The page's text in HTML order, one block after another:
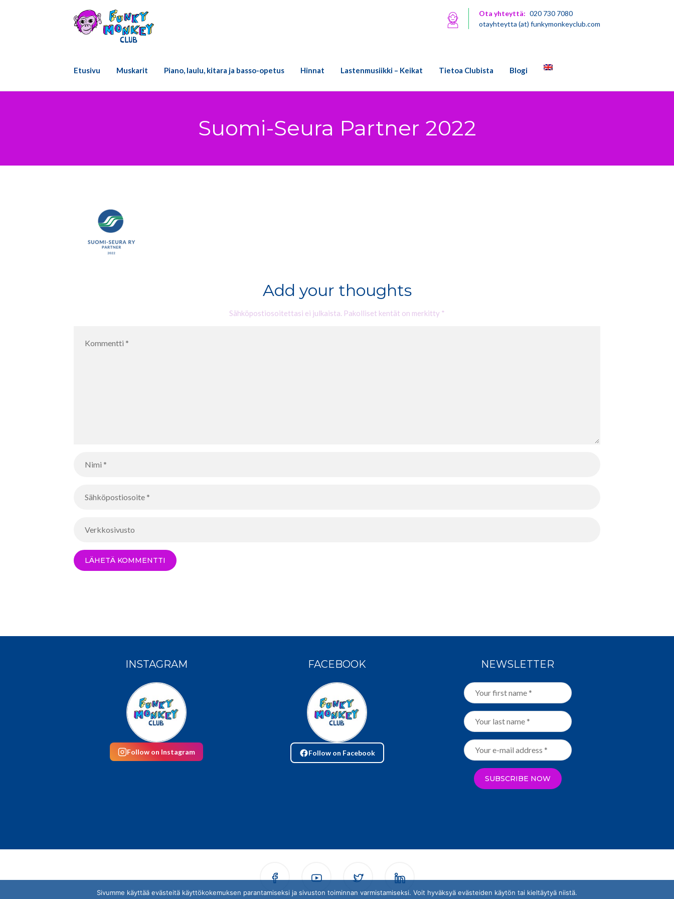
Ota yhteyttä: 020 730 7080
otayhteytta (at) funkymonkeyclub.com
Etusivu Muskarit Piano, laulu, kitara ja basso-opetus Hinnat Lastenmusiikki – Keikat Tietoa Clubista Blogi
Suomi-Seura Partner 2022
Add your thoughts
Sähköpostiosoitettasi ei julkaista. Pakolliset kentät on merkitty *
INSTAGRAM
Follow on Instagram
FACEBOOK
Follow on Facebook
NEWSLETTER
Sivumme käyttää evästeitä käyttökokemuksen parantamiseksi ja sivuston toiminnan varmistamiseksi. Voit hyväksyä evästeiden käytön tai kieltäytyä niistä.